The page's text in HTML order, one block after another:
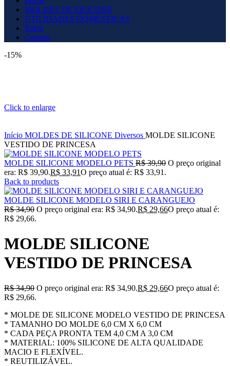
MOLDES DE SILICONE
UTILIDADES DOMÉSTICAS
Sobre
Contato
-15%
Click to enlarge
Início MOLDES DE SILICONE Diversos MOLDE SILICONE
VESTIDO DE PRINCESA
MOLDE SILICONE MODELO PETS R$39,90 O preço original
era: R$ 39,90.R$ 33,91O preço atual é: R$ 33,91.
Back to products
MOLDE SILICONE MODELO SIRI E CARANGUEJO
R$34,90 O preço original era: R$ 34,90.R$ 29,66O preço atual é:
R$ 29,66.
MOLDE SILICONE
VESTIDO DE PRINCESA
R$34,90 O preço original era: R$ 34,90.R$ 29,66O preço atual é:
R$ 29,66.
* MOLDE DE SILICONE MODELO VESTIDO DE PRINCESA
* TAMANHO DO MOLDE 6,0 CM X 6,0 CM
* CADA PEÇA PRONTA TEM 4,0 CM A 3,0 CM
* MATERIAL: 100% SILICONE DE ALTA QUALIDADE
MACIO E FLEXÍVEL.
* REUTILIZÁVEL.